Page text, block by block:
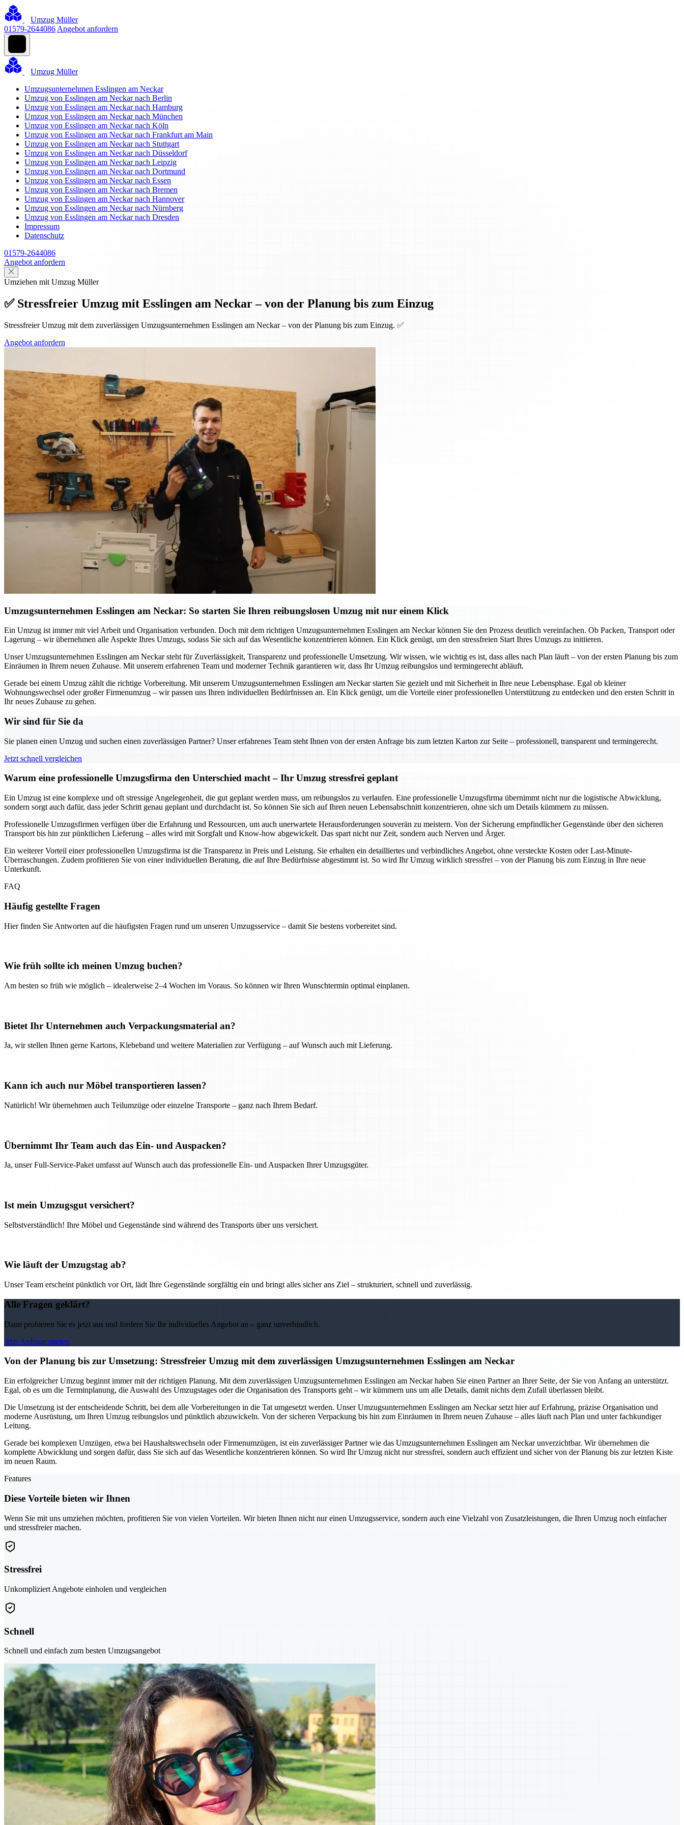
Umzug Müller
01579-2644086 Angebot anfordern
Umzug Müller
Umzugsunternehmen Esslingen am Neckar
Umzug von Esslingen am Neckar nach Berlin
Umzug von Esslingen am Neckar nach Hamburg
Umzug von Esslingen am Neckar nach München
Umzug von Esslingen am Neckar nach Köln
Umzug von Esslingen am Neckar nach Frankfurt am Main
Umzug von Esslingen am Neckar nach Stuttgart
Umzug von Esslingen am Neckar nach Düsseldorf
Umzug von Esslingen am Neckar nach Leipzig
Umzug von Esslingen am Neckar nach Dortmund
Umzug von Esslingen am Neckar nach Essen
Umzug von Esslingen am Neckar nach Bremen
Umzug von Esslingen am Neckar nach Hannover
Umzug von Esslingen am Neckar nach Nürnberg
Umzug von Esslingen am Neckar nach Dresden
Impressum
Datenschutz
01579-2644086
Angebot anfordern
Umziehen mit Umzug Müller
✅ Stressfreier Umzug mit Esslingen am Neckar – von der Planung bis zum Einzug
Stressfreier Umzug mit dem zuverlässigen Umzugsunternehmen Esslingen am Neckar – von der Planung bis zum Einzug. ✅
Angebot anfordern
Umzugsunternehmen Esslingen am Neckar: So starten Sie Ihren reibungslosen Umzug mit nur einem Klick
Ein Umzug ist immer mit viel Arbeit und Organisation verbunden. Doch mit dem richtigen Umzugsunternehmen Esslingen am Neckar können Sie den Prozess deutlich vereinfachen. Ob Packen, Transport oder
Lagerung – wir übernehmen alle Aspekte Ihres Umzugs, sodass Sie sich auf das Wesentliche konzentrieren können. Ein Klick genügt, um den stressfreien Start Ihres Umzugs zu initiieren.
Unser Umzugsunternehmen Esslingen am Neckar steht für Zuverlässigkeit, Transparenz und professionelle Umsetzung. Wir wissen, wie wichtig es ist, dass alles nach Plan läuft – von der ersten Planung bis zum
Einräumen in Ihrem neuen Zuhause. Mit unserem erfahrenen Team und moderner Technik garantieren wir, dass Ihr Umzug reibungslos und termingerecht abläuft.
Gerade bei einem Umzug zählt die richtige Vorbereitung. Mit unserem Umzugsunternehmen Esslingen am Neckar starten Sie gezielt und mit Sicherheit in Ihre neue Lebensphase. Egal ob kleiner
Wohnungswechsel oder großer Firmenumzug – wir passen uns Ihren individuellen Bedürfnissen an. Ein Klick genügt, um die Vorteile einer professionellen Unterstützung zu entdecken und den ersten Schritt in
Ihr neues Zuhause zu gehen.
Wir sind für Sie da
Sie planen einen Umzug und suchen einen zuverlässigen Partner? Unser erfahrenes Team steht Ihnen von der ersten Anfrage bis zum letzten Karton zur Seite – professionell, transparent und termingerecht.
Jetzt schnell vergleichen
Warum eine professionelle Umzugsfirma den Unterschied macht – Ihr Umzug stressfrei geplant
Ein Umzug ist eine komplexe und oft stressige Angelegenheit, die gut geplant werden muss, um reibungslos zu verlaufen. Eine professionelle Umzugsfirma übernimmt nicht nur die logistische Abwicklung,
sondern sorgt auch dafür, dass jeder Schritt genau geplant und durchdacht ist. So können Sie sich auf Ihren neuen Lebensabschnitt konzentrieren, ohne sich um Details kümmern zu müssen.
Professionelle Umzugsfirmen verfügen über die Erfahrung und Ressourcen, um auch unerwartete Herausforderungen souverän zu meistern. Von der Sicherung empfindlicher Gegenstände über den sicheren
Transport bis hin zur pünktlichen Lieferung – alles wird mit Sorgfalt und Know-how abgewickelt. Das spart nicht nur Zeit, sondern auch Nerven und Ärger.
Ein weiterer Vorteil einer professionellen Umzugsfirma ist die Transparenz in Preis und Leistung. Sie erhalten ein detailliertes und verbindliches Angebot, ohne versteckte Kosten oder Last-Minute-
Überraschungen. Zudem profitieren Sie von einer individuellen Beratung, die auf Ihre Bedürfnisse abgestimmt ist. So wird Ihr Umzug wirklich stressfrei – von der Planung bis zum Einzug in Ihre neue
Unterkunft.
FAQ
Häufig gestellte Fragen
Hier finden Sie Antworten auf die häufigsten Fragen rund um unseren Umzugsservice – damit Sie bestens vorbereitet sind.
Wie früh sollte ich meinen Umzug buchen?
Am besten so früh wie möglich – idealerweise 2–4 Wochen im Voraus. So können wir Ihren Wunschtermin optimal einplanen.
Bietet Ihr Unternehmen auch Verpackungsmaterial an?
Ja, wir stellen Ihnen gerne Kartons, Klebeband und weitere Materialien zur Verfügung – auf Wunsch auch mit Lieferung.
Kann ich auch nur Möbel transportieren lassen?
Natürlich! Wir übernehmen auch Teilumzüge oder einzelne Transporte – ganz nach Ihrem Bedarf.
Übernimmt Ihr Team auch das Ein- und Auspacken?
Ja, unser Full-Service-Paket umfasst auf Wunsch auch das professionelle Ein- und Auspacken Ihrer Umzugsgüter.
Ist mein Umzugsgut versichert?
Selbstverständlich! Ihre Möbel und Gegenstände sind während des Transports über uns versichert.
Wie läuft der Umzugstag ab?
Unser Team erscheint pünktlich vor Ort, lädt Ihre Gegenstände sorgfältig ein und bringt alles sicher ans Ziel – strukturiert, schnell und zuverlässig.
Alle Fragen geklärt?
Dann probieren Sie es jetzt aus und fordern Sie Ihr individuelles Angebot an – ganz unverbindlich.
Jetzt Anfrage starten
Von der Planung bis zur Umsetzung: Stressfreier Umzug mit dem zuverlässigen Umzugsunternehmen Esslingen am Neckar
Ein erfolgreicher Umzug beginnt immer mit der richtigen Planung. Mit dem zuverlässigen Umzugsunternehmen Esslingen am Neckar haben Sie einen Partner an Ihrer Seite, der Sie von Anfang an unterstützt.
Egal, ob es um die Terminplanung, die Auswahl des Umzugstages oder die Organisation des Transports geht – wir kümmern uns um alle Details, damit nichts dem Zufall überlassen bleibt.
Die Umsetzung ist der entscheidende Schritt, bei dem alle Vorbereitungen in die Tat umgesetzt werden. Unser Umzugsunternehmen Esslingen am Neckar setzt hier auf Erfahrung, präzise Organisation und
moderne Ausrüstung, um Ihren Umzug reibungslos und pünktlich abzuwickeln. Von der sicheren Verpackung bis hin zum Einräumen in Ihrem neuen Zuhause – alles läuft nach Plan und unter fachkundiger
Leitung.
Gerade bei komplexen Umzügen, etwa bei Haushaltswechseln oder Firmenumzügen, ist ein zuverlässiger Partner wie das Umzugsunternehmen Esslingen am Neckar unverzichtbar. Wir übernehmen die
komplette Abwicklung und sorgen dafür, dass Sie sich auf das Wesentliche konzentrieren können. So wird Ihr Umzug nicht nur stressfrei, sondern auch effizient und sicher von der Planung bis zur letzten Kiste
im neuen Raum.
Features
Diese Vorteile bieten wir Ihnen
Wenn Sie mit uns umziehen möchten, profitieren Sie von vielen Vorteilen. Wir bieten Ihnen nicht nur einen Umzugsservice, sondern auch eine Vielzahl von Zusatzleistungen, die Ihren Umzug noch einfacher
und stressfreier machen.
Stressfrei
Unkompliziert Angebote einholen und vergleichen
Schnell
Schnell und einfach zum besten Umzugsangebot